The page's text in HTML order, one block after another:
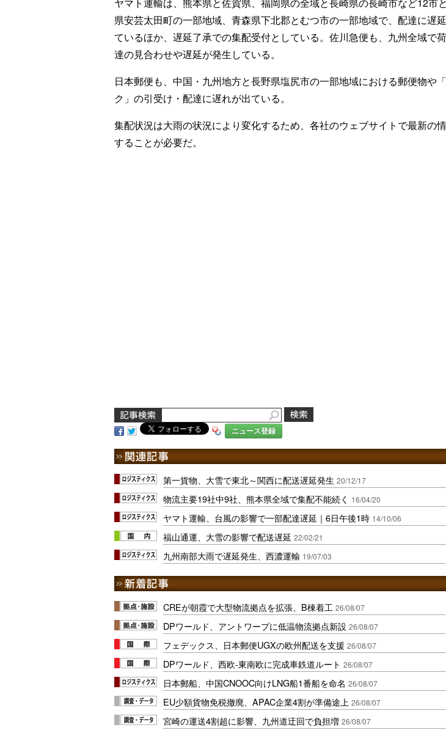
県安芸太田町の一部地域、青森県下北郡とむつ市の一部地域で、配達に遅
ているほか、遅延了承での集配受付としている。佐川急便も、九州全域で
達の見合わせや遅延が発生している。
日本郵便も、中国・九州地方と長野県塩尻市の一部地域における郵便物や
ク」の引受け・配達に遅れが出ている。
集配状況は大雨の状況により変化するため、各社のウェブサイトで最新の
することが必要だ。
ニュース登録
第一貨物、大雪で東北～関西に配送遅延発生 20/12/17
物流主要19社中9社、熊本県全域で集配不能続く 16/04/20
ヤマト運輸、台風の影響で一部配達遅延｜6日午後1時 14/10/06
福山通運、大雪の影響で配送遅延 22/02/21
九州南部大雨で遅延発生、西濃運輸 19/07/03
CREが朝霞で大型物流拠点を拡張、B棟着工 26/08/07
DPワールド、アントワープに低温物流拠点新設 26/08/07
フェデックス、日本郵便UGXの欧州配送を支援 26/08/07
DPワールド、西欧-東南欧に完成車鉄道ルート 26/08/07
日本郵船、中国CNOOC向けLNG船1番船を命名 26/08/07
EU少額貨物免税撤廃、APAC企業4割が準備途上 26/08/07
宮崎の運送4割超に影響、九州道迂回で負担増 26/08/07